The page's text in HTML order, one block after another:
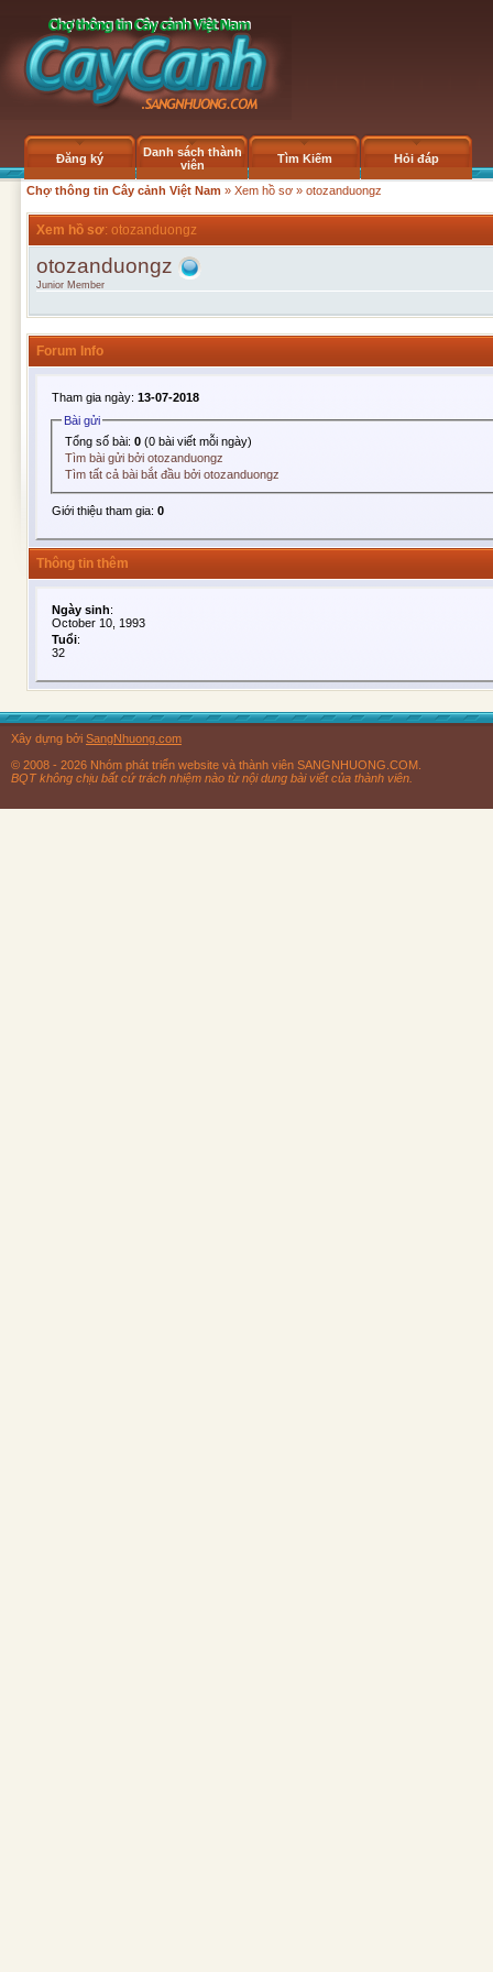
Đăng ký
Danh sách thành
viên
Tìm Kiếm Hỏi đáp
Chợ thông tin Cây cảnh Việt Nam » Xem hồ sơ » otozanduongz
Xem hồ sơ: otozanduongz
otozanduongz
Junior Member
Forum Info
Tham gia ngày: 13-07-2018
Bài gửi
Tổng số bài:0 (0 bài viết mỗi ngày)
Tìm bài gửi bởi otozanduongz
Tìm tất cả bài bắt đầu bởi otozanduongz
Giới thiệu tham gia: 0
Thông tin thêm
Ngày sinh:
October 10, 1993
Tuổi:
32
Xây dựng bởi SangNhuong.com
© 2008 - 2026 Nhóm phát triển website và thành viên SANGNHUONG.COM.
BQT không chịu bất cứ trách nhiệm nào từ nội dung bài viết của thành viên.